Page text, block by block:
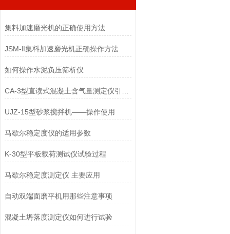
集料加速磨光机的正确使用方法
JSM-Ⅱ集料加速磨光机正确操作方法
如何操作水泥负压筛析仪
UJZ-15型砂浆搅拌机——操作使用
马歇尔稳定度仪的适用参数
K-30型平板载荷测试仪试验过程
马歇尔稳定度测定仪 主要应用
自动双端面磨平机用那些注意事项
混凝土坍落度测定仪如何进行试验